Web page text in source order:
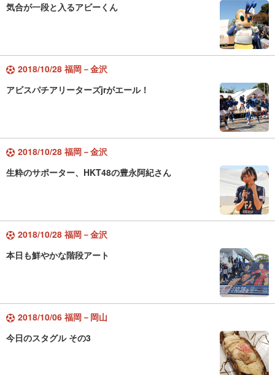
気合が一段と入るアビーくん
2018/10/28 福岡－金沢
アビスパチアリーターズjrがエール！
2018/10/28 福岡－金沢
生粋のサポーター、HKT48の豊永阿紀さん
2018/10/28 福岡－金沢
本日も鮮やかな階段アート
2018/10/06 福岡－岡山
今日のスタグル その3